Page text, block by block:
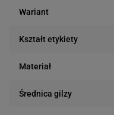
Wariant
Kształt etykiety
Materiał
Średnica gilzy